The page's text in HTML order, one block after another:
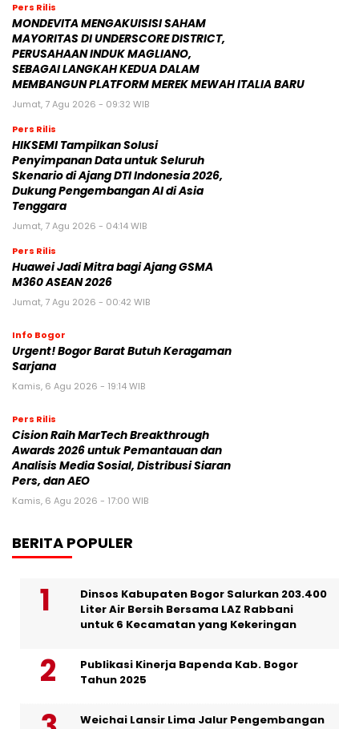
Pers Rilis
MONDEVITA MENGAKUISISI SAHAM
MAYORITAS DI UNDERSCORE DISTRICT,
PERUSAHAAN INDUK MAGLIANO,
SEBAGAI LANGKAH KEDUA DALAM
MEMBANGUN PLATFORM MEREK MEWAH ITALIA BARU
Jumat, 7 Agu 2026 - 09:32 WIB
Pers Rilis
HIKSEMI Tampilkan Solusi
Penyimpanan Data untuk Seluruh
Skenario di Ajang DTI Indonesia 2026,
Dukung Pengembangan AI di Asia
Tenggara
Jumat, 7 Agu 2026 - 04:14 WIB
Pers Rilis
Huawei Jadi Mitra bagi Ajang GSMA
M360 ASEAN 2026
Jumat, 7 Agu 2026 - 00:42 WIB
Info Bogor
Urgent! Bogor Barat Butuh Keragaman
Sarjana
Kamis, 6 Agu 2026 - 19:14 WIB
Pers Rilis
Cision Raih MarTech Breakthrough
Awards 2026 untuk Pemantauan dan
Analisis Media Sosial, Distribusi Siaran
Pers, dan AEO
Kamis, 6 Agu 2026 - 17:00 WIB
BERITA POPULER
Dinsos Kabupaten Bogor Salurkan 203.400
Liter Air Bersih Bersama LAZ Rabbani
untuk 6 Kecamatan yang Kekeringan
Publikasi Kinerja Bapenda Kab. Bogor
Tahun 2025
Weichai Lansir Lima Jalur Pengembangan